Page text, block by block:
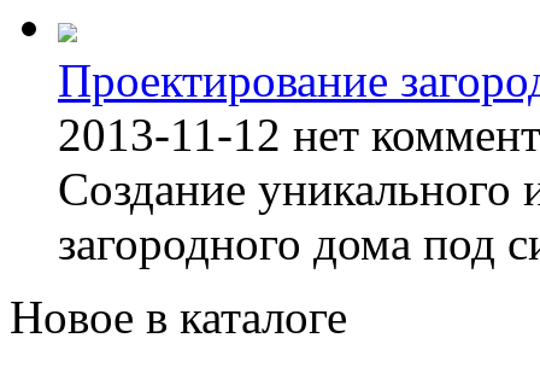
Проектирование
2013-11-12 нет
Создание уникального
загородного дома под
Новое в каталоге